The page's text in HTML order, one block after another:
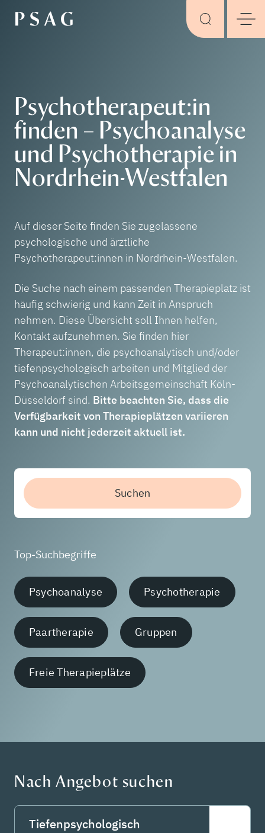
Psychotherapeut:in
finden – Psychoanalyse
und Psychotherapie in
Nordrhein-Westfalen
Auf dieser Seite finden Sie zugelassene
psychologische und ärztliche
Psychotherapeut:innen in Nordrhein-Westfalen.
Die Suche nach einem passenden Therapieplatz ist
häufig schwierig und kann Zeit in Anspruch
nehmen. Diese Übersicht soll Ihnen helfen,
Kontakt aufzunehmen. Sie finden hier
Therapeut:innen, die psychoanalytisch und/oder
tiefenpsychologisch arbeiten und Mitglied der
Psychoanalytischen Arbeitsgemeinschaft Köln-
Düsseldorf sind. Bitte beachten Sie, dass die
Verfügbarkeit von Therapieplätzen variieren
kann und nicht jederzeit aktuell ist.
Suchen
Top-Suchbegriffe
Psychoanalyse Psychotherapie
Paartherapie Gruppen
Freie Therapieplätze
Nach Angebot suchen
Tiefenpsychologisch